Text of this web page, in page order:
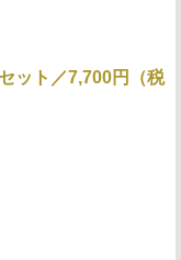
ット／7,700円（税